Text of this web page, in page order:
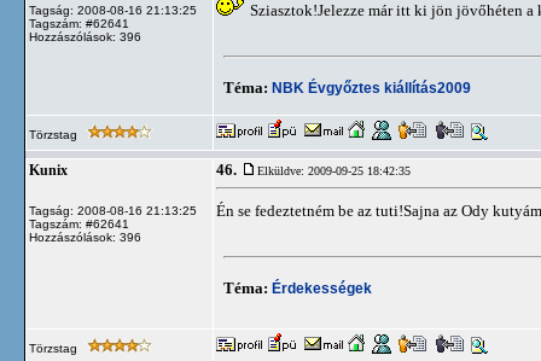
Tagság: 2008-08-16 21:13:25
Tagszám: #62641
Hozzászólások: 396
Sziasztok!Jelezze már itt ki jön jövőhéten
Téma: NBK Évgyőztes kiállítás2009
Törzstag
Kunix
Tagság: 2008-08-16 21:13:25
Tagszám: #62641
Hozzászólások: 396
46. Elküldve: 2009-09-25 18:42:35
Én se fedeztetném be az tuti!Sajna az Ody
Téma: Érdekességek
Törzstag